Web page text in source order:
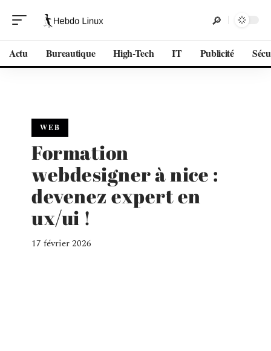
Actu Bureautique High-Tech IT Publicité
WEB
Formation
webdesigner à nice :
devenez expert en
ux/ui !
17 février 2026